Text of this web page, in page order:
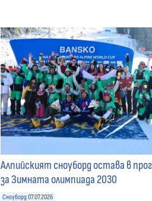
Алпийският сноуборд остава в
за Зимната олимпиада 2030
Сноуборд 07.07.2026